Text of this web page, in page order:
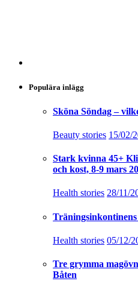
Populära inlägg
Sköna Söndag –
Beauty stories 15/02/
Stark kvinna 45+
och kost, 8-9 mars
Health stories 28/11/
Health stories 05/12/
Tre grymma
Båten